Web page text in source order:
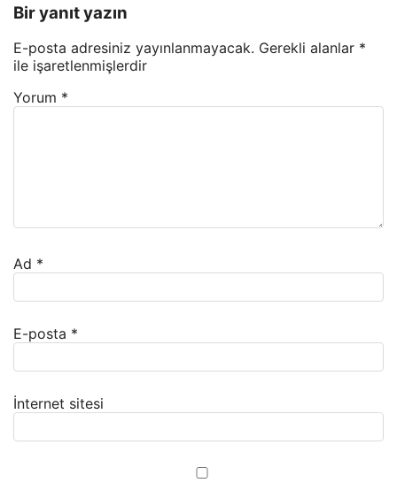
Bir yanıt yazın
E-posta adresiniz yayınlanmayacak. Gerekli alanlar *
ile işaretlenmişlerdir
Yorum *
Ad *
E-posta *
İnternet sitesi